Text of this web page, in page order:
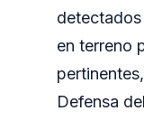
en terreno
Defensa